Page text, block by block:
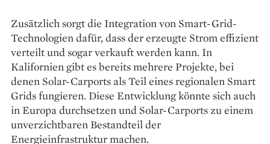
Zusätzlich sorgt die Integration von Smart-Grid-
Technologien dafür, dass der erzeugte Strom effizient
verteilt und sogar verkauft werden kann. In
Kalifornien gibt es bereits mehrere Projekte, bei
denen Solar-Carports als Teil eines regionalen Smart
Grids fungieren. Diese Entwicklung könnte sich auch
in Europa durchsetzen und Solar-Carports zu einem
unverzichtbaren Bestandteil der
Energieinfrastruktur machen.